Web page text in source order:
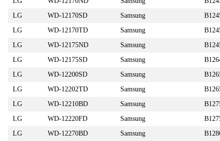
LG
WD-12170SD Samsung
LG
WD-12170TD Samsung
LG
WD-12175ND Samsung
LG
WD-12175SD Samsung
LG
WD-12200SD Samsung
LG
WD-12202TD Samsung
LG
WD-12210BD Samsung
LG
WD-12220FD Samsung
LG
WD-12270BD Samsung